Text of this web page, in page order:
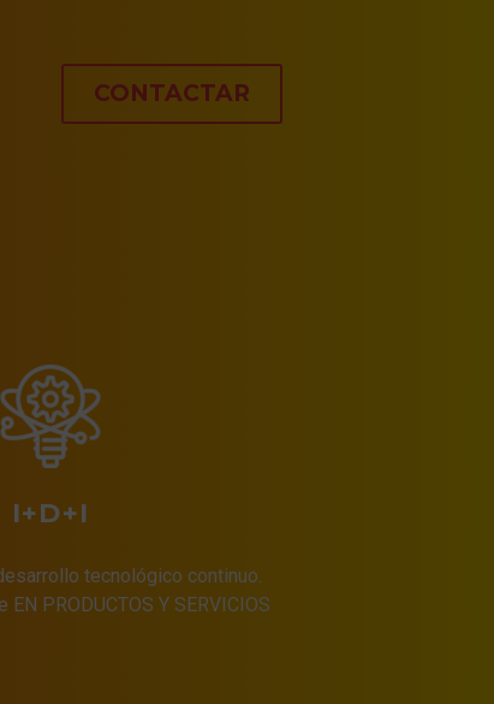
CONTACTAR
I+D+I
tecnológico continuo.
PRODUCTOS Y SERVICIOS